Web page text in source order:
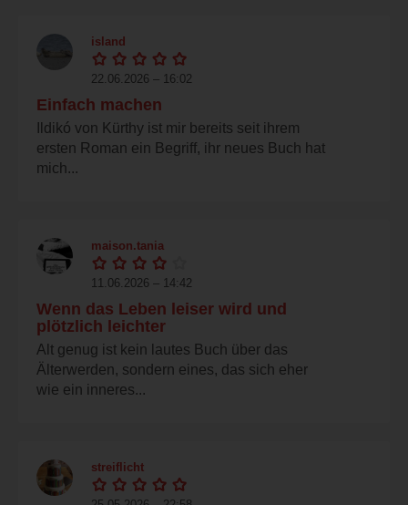
island
22.06.2026 – 16:02
Einfach machen
Ildikó von Kürthy ist mir bereits seit ihrem
ersten Roman ein Begriff, ihr neues Buch hat
mich...
maison.tania
11.06.2026 – 14:42
Wenn das Leben leiser wird und
plötzlich leichter
Alt genug ist kein lautes Buch über das
Älterwerden, sondern eines, das sich eher
wie ein inneres...
streiflicht